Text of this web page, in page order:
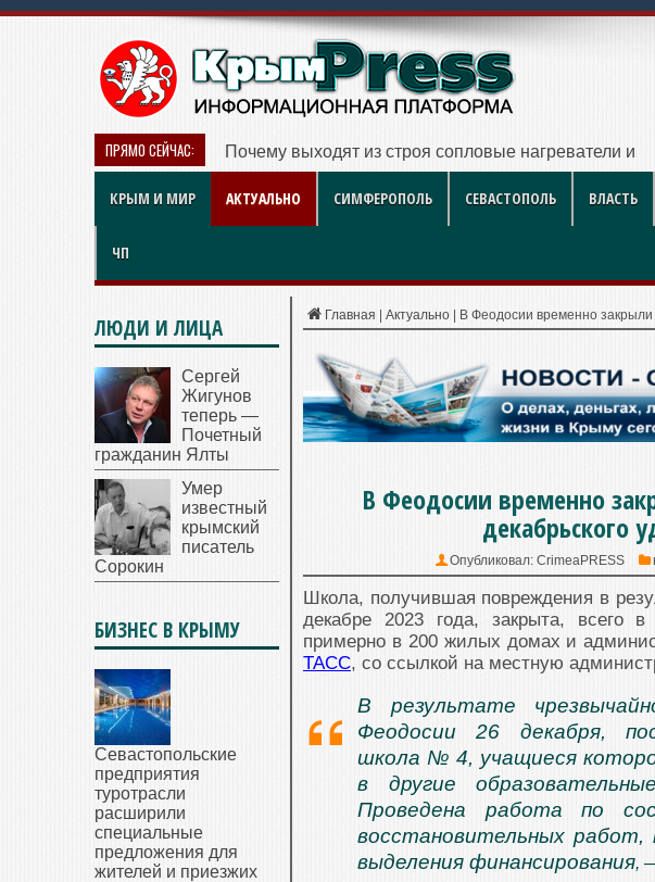
ПРЯМО СЕЙЧАС: Почему выходят из строя сопловые нагреватели и
КРЫМ И МИР АКТУАЛЬНО СИМФЕРОПОЛЬ СЕВАСТОПОЛЬ ВЛАСТЬ
ЧП
Главная Актуально В Феодосии временно
В Феодосии временно
декабрьского
Опубликовал: CrimeaPRESS
Школа, получившая повреждения в
декабре 2023 года, закрыта, всего
примерно в 200 жилых домах и
ТАСС, со ссылкой на местную
В результате
Феодосии 26 декабря,
школа № 4, учащиеся
в другие
Проведена работа по
восстановительных
выделения финансирования,
ЛЮДИ И ЛИЦА
Сергей
Жигунов
теперь —
Почетный
гражданин Ялты
Умер
известный
крымский
писатель
Сорокин
БИЗНЕС В КРЫМУ
Севастопольские
предприятия
туротрасли
расширили
специальные
предложения для
жителей и приезжих